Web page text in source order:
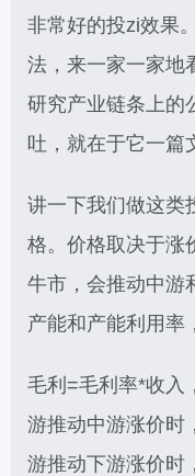
非常好的投zi效果
法，来一家一家地
研究产业链条上的
吐，就在于它一篇
讲一下我们做这类
格。价格取决于涨
牛市，会推动中游
产能和产能利用率
毛利=毛利率*收入
游推动中游涨价时
游推动下游涨价时